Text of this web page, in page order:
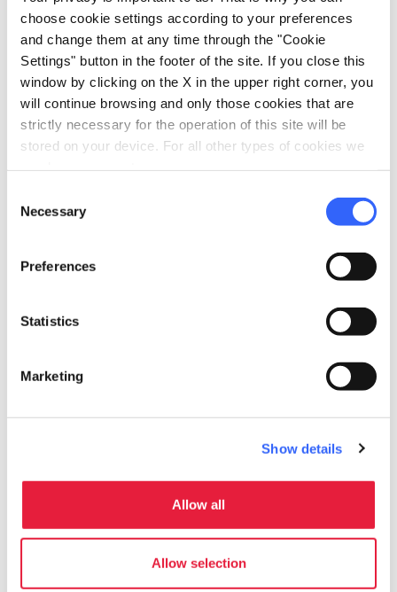
choose cookie settings according to your preferences
and change them at any time through the "Cookie
Settings" button in the footer of the site. If you close this
window by clicking on the X in the upper right corner, you
will continue browsing and only those cookies that are
strictly necessary for the operation of this site will be
stored on your device. For all other types of cookies we
Selection
Necessary
Preferences
Statistics
Marketing
Show details
Allow all
Allow selection
Immagine della Madonna del
Sasso a Lucca
Volto Santo di Lucca